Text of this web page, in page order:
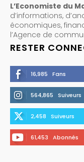
L’Economiste du
d’informations,
économiques,
l’Agence de
RESTER
16,985 Fans
564,865 Suiveurs
2,458 Suiveurs
61,453 Abonnés